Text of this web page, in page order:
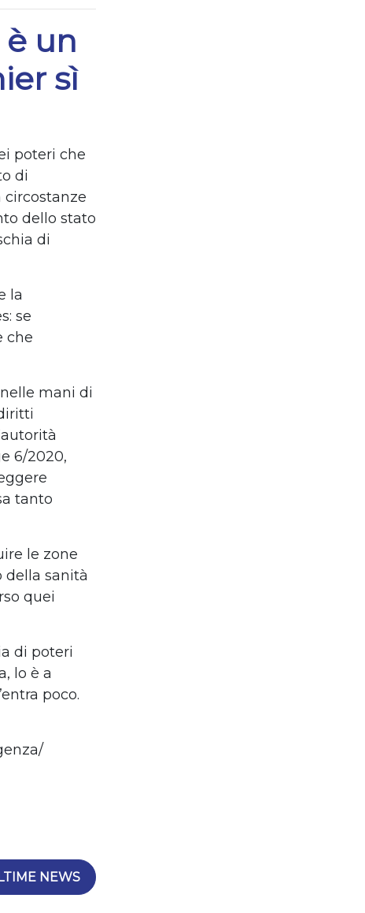
un
sì
poteri che
di
dello stato
di
la
se
che
mani di
6/2020,
tanto
le zone
della sanità
quei
di poteri
lo è a
poco.
NEWS